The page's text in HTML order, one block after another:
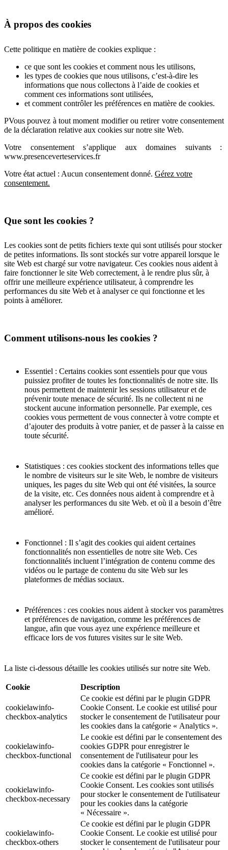
À propos des cookies
Cette politique en matière de cookies explique :
ce que sont les cookies et comment nous les utilisons,
les types de cookies que nous utilisons, c’est-à-dire les
informations que nous collectons à l’aide de cookies et
comment ces informations sont utilisées,
et comment contrôler les préférences en matière de cookies.
PVous pouvez à tout moment modifier ou retirer votre consentement
de la déclaration relative aux cookies sur notre site Web.
Votre consentement s’applique aux domaines suivants :
www.presenceverteservices.fr
Votre état actuel : Aucun consentement donné. Gérez votre
consentement.
Que sont les cookies ?
Les cookies sont de petits fichiers texte qui sont utilisés pour stocker
de petites informations. Ils sont stockés sur votre appareil lorsque le
site Web est chargé sur votre navigateur. Ces cookies nous aident à
faire fonctionner le site Web correctement, à le rendre plus sûr, à
offrir une meilleure expérience utilisateur, à comprendre les
performances du site Web et à analyser ce qui fonctionne et les
points à améliorer.
Comment utilisons-nous les cookies ?
Essentiel : Certains cookies sont essentiels pour que vous
puissiez profiter de toutes les fonctionnalités de notre site. Ils
nous permettent de maintenir les sessions utilisateur et de
prévenir toute menace de sécurité. Ils ne collectent ni ne
stockent aucune information personnelle. Par exemple, ces
cookies vous permettent de vous connecter à votre compte et
d’ajouter des produits à votre panier, et de passer à la caisse en
toute sécurité.
Statistiques : ces cookies stockent des informations telles que
le nombre de visiteurs sur le site Web, le nombre de visiteurs
uniques, les pages du site Web qui ont été visitées, la source
de la visite, etc. Ces données nous aident à comprendre et à
analyser les performances du site Web. et où il a besoin d’être
amélioré.
Fonctionnel : Il s’agit des cookies qui aident certaines
fonctionnalités non essentielles de notre site Web. Ces
fonctionnalités incluent l’intégration de contenu comme des
vidéos ou le partage de contenu du site Web sur les
plateformes de médias sociaux.
Préférences : ces cookies nous aident à stocker vos paramètres
et préférences de navigation, comme les préférences de
langue, afin que vous ayez une expérience meilleure et
efficace lors de vos futures visites sur le site Web.
La liste ci-dessous détaille les cookies utilisés sur notre site Web.
Cookie Description
cookielawinfo-
checkbox-analytics
Ce cookie est défini par le plugin GDPR
Cookie Consent. Le cookie est utilisé pour
stocker le consentement de l'utilisateur pour
les cookies dans la catégorie « Analytics ».
cookielawinfo-
checkbox-functional
Le cookie est défini par le consentement des
cookies GDPR pour enregistrer le
consentement de l'utilisateur pour les
cookies dans la catégorie « Fonctionnel ».
cookielawinfo-
checkbox-necessary
Ce cookie est défini par le plugin GDPR
Cookie Consent. Les cookies sont utilisés
pour stocker le consentement de l'utilisateur
pour les cookies dans la catégorie
« Nécessaire ».
cookielawinfo-
checkbox-others
Ce cookie est défini par le plugin GDPR
Cookie Consent. Le cookie est utilisé pour
stocker le consentement de l'utilisateur pour